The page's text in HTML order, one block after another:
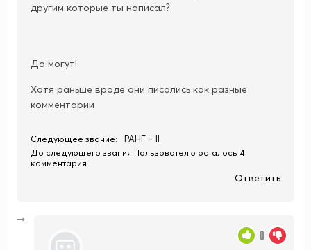
другим которые ты написал?
Да могут!
Хотя раньше вроде они писались как разные
комментарии
Следующее звание: РАНГ - II
До следующего звания Пользователю осталось 4
комментария
Ответить
0